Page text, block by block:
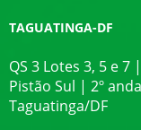
TAGUATINGA-DF
QS 3 Lotes 3, 5 e
Pistão Sul | 2º
Taguatinga/DF